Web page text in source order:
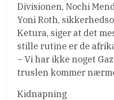
Divisionen, Nochi
Yoni Roth,
Ketura, siger at det
stille rutine er de
– Vi har ikke noget
truslen kommer
Kidnapning